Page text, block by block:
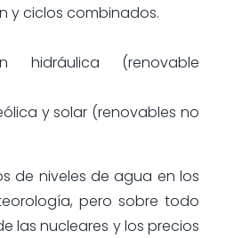
y ciclos combinados.
hidráulica (renovable
y solar (renovables no
de niveles de agua en los
pero sobre todo
las nucleares y los precios